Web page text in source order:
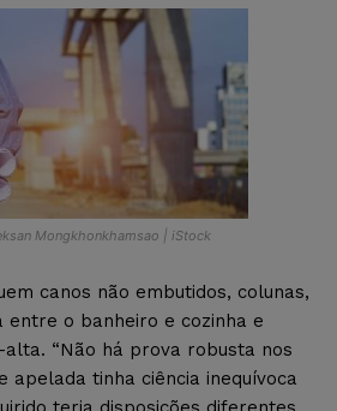
Mongkhonkhamsao | iStock
canos não embutidos, colunas,
entre o banheiro e cozinha e
“Não há prova robusta nos
apelada tinha ciência inequívoca